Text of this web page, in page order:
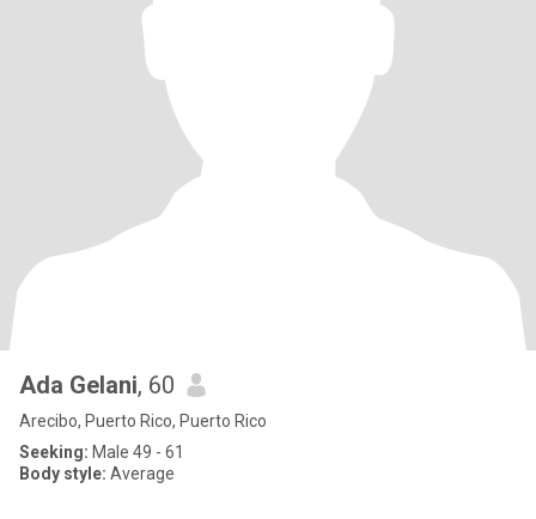
Ada Gelani, 60
Arecibo, Puerto Rico, Puerto Rico
Seeking: Male 49 - 61
Body style: Average